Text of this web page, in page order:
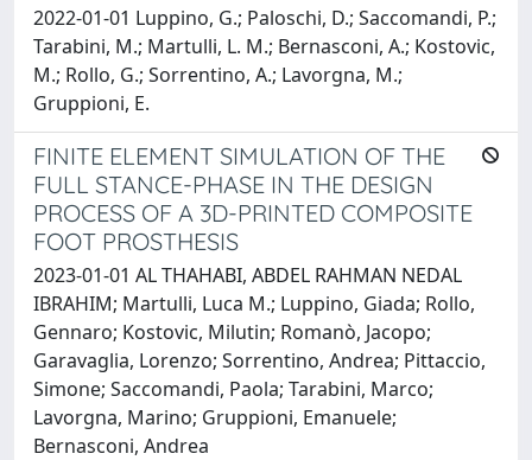
2022-01-01 Luppino, G.; Paloschi, D.; Saccomandi, P.;
Tarabini, M.; Martulli, L. M.; Bernasconi, A.; Kostovic,
M.; Rollo, G.; Sorrentino, A.; Lavorgna, M.;
Gruppioni, E.
FINITE ELEMENT SIMULATION OF THE
FULL STANCE-PHASE IN THE DESIGN
PROCESS OF A 3D-PRINTED COMPOSITE
FOOT PROSTHESIS
2023-01-01 AL THAHABI, ABDEL RAHMAN NEDAL
IBRAHIM; Martulli, Luca M.; Luppino, Giada; Rollo,
Gennaro; Kostovic, Milutin; Romanò, Jacopo;
Garavaglia, Lorenzo; Sorrentino, Andrea; Pittaccio,
Simone; Saccomandi, Paola; Tarabini, Marco;
Lavorgna, Marino; Gruppioni, Emanuele;
Bernasconi, Andrea